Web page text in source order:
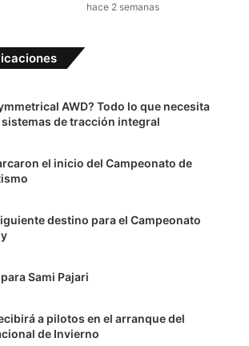
hace 2 semanas
AWD? Todo lo que necesita
de tracción integral
el inicio del Campeonato de
destino para el Campeonato
Sami Pajari
a pilotos en el arranque del
de Invierno